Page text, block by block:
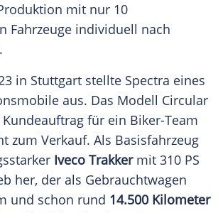
mit nur 10
Fahrzeuge individuell nach
in Stuttgart stellte Spectra eines
aus. Das Modell Circular
für ein Biker-Team
zum Verkauf. Als Basisfahrzeug
Iveco Trakker mit 310 PS
her, der als Gebrauchtwagen
und schon rund 14.500 Kilometer